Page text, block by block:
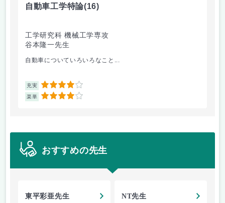
自動車工学特論(16)
工学研究科 機械工学専攻
谷本隆一先生
自動車についていろいろなこと...
充実 4
楽単 4
おすすめの先生
東平彩亜先生 NT先生